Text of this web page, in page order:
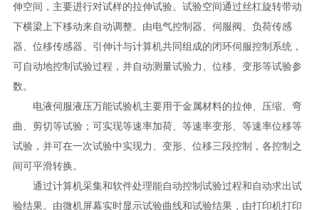
伸空间，主要进行对试样的拉伸试验。试验空间通过丝杠旋转带动
下横梁上下移动来自动调整。由电气控制器、伺服阀、负荷传感
器、位移传感器、引伸计与计算机共同组成的闭环伺服控制系统，
可自动地控制试验过程，并自动测量试验力、位移、变形等试验参
数。
电液伺服液压万能试验机主要用于金属材料的拉伸、压缩、弯
曲、剪切等试验；可实现等速率加荷、等速率变形、等速率位移等
试验，并可在一次试验中实现力、变形、位移三段控制，各控制之
间可平滑转换。
通过计算机采集和软件处理能自动控制试验过程和自动求出试
验结果。由微机屏幕实时显示试验曲线和试验结果，由打印机打印